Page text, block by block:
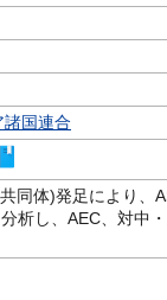
国連合
同体)発足により、
析し、AEC、対中